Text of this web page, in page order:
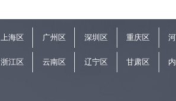
浙江区 云南区 辽宁区 甘肃区
上海区 广州区 深圳区 重庆区